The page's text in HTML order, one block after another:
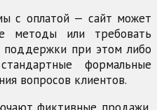
с оплатой — сайт может
методы или требовать
поддержки при этом либо
формальные
вопросов клиентов.